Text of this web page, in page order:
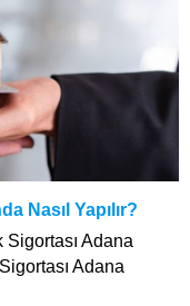
Nasıl Yapılır?
Adana
Adana